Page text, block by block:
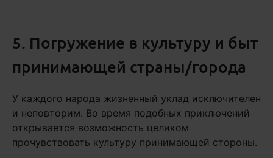
5. Погружение в культуру и быт
принимающей страны/города
У каждого народа жизненный уклад исключителен
и неповторим. Во время подобных приключений
открывается возможность целиком
прочувствовать культуру принимающей стороны.